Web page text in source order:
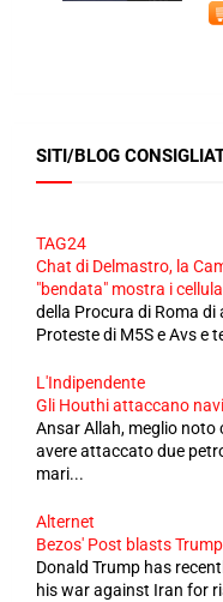
SITI/BLOG
TAG24
Chat di Delmastro, la
"bendata" mostra i
della Procura di Roma di
Proteste di M5S e Avs e
L'Indipendente
Gli Houthi attaccano
Ansar Allah, meglio noto
avere attaccato due
mari...
Alternet
Bezos' Post blasts
Donald Trump has
his war against Iran for